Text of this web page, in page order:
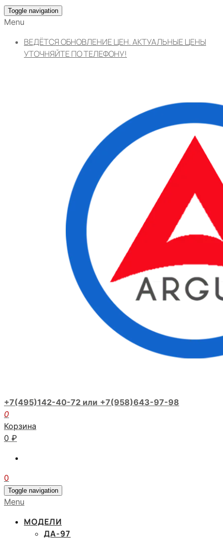
Toggle navigation
Menu
ВЕДЁТСЯ ОБНОВЛЕНИЕ ЦЕН. АКТУАЛЬНЫЕ ЦЕНЫ
УТОЧНЯЙТЕ ПО ТЕЛЕФОНУ!
+7(495)142-40-72 или +7(958)643-97-98
0
Корзина
0 ₽
0
Toggle navigation
Menu
МОДЕЛИ
ДА-97